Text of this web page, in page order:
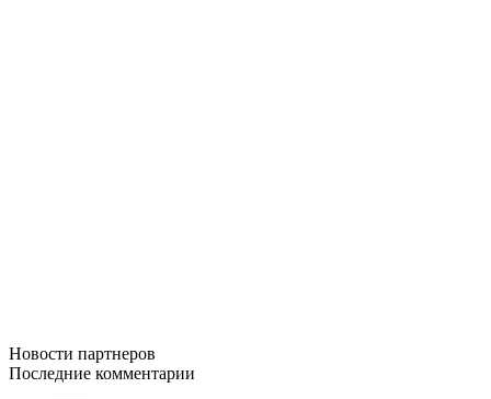
Новости партнеров
Последние комментарии